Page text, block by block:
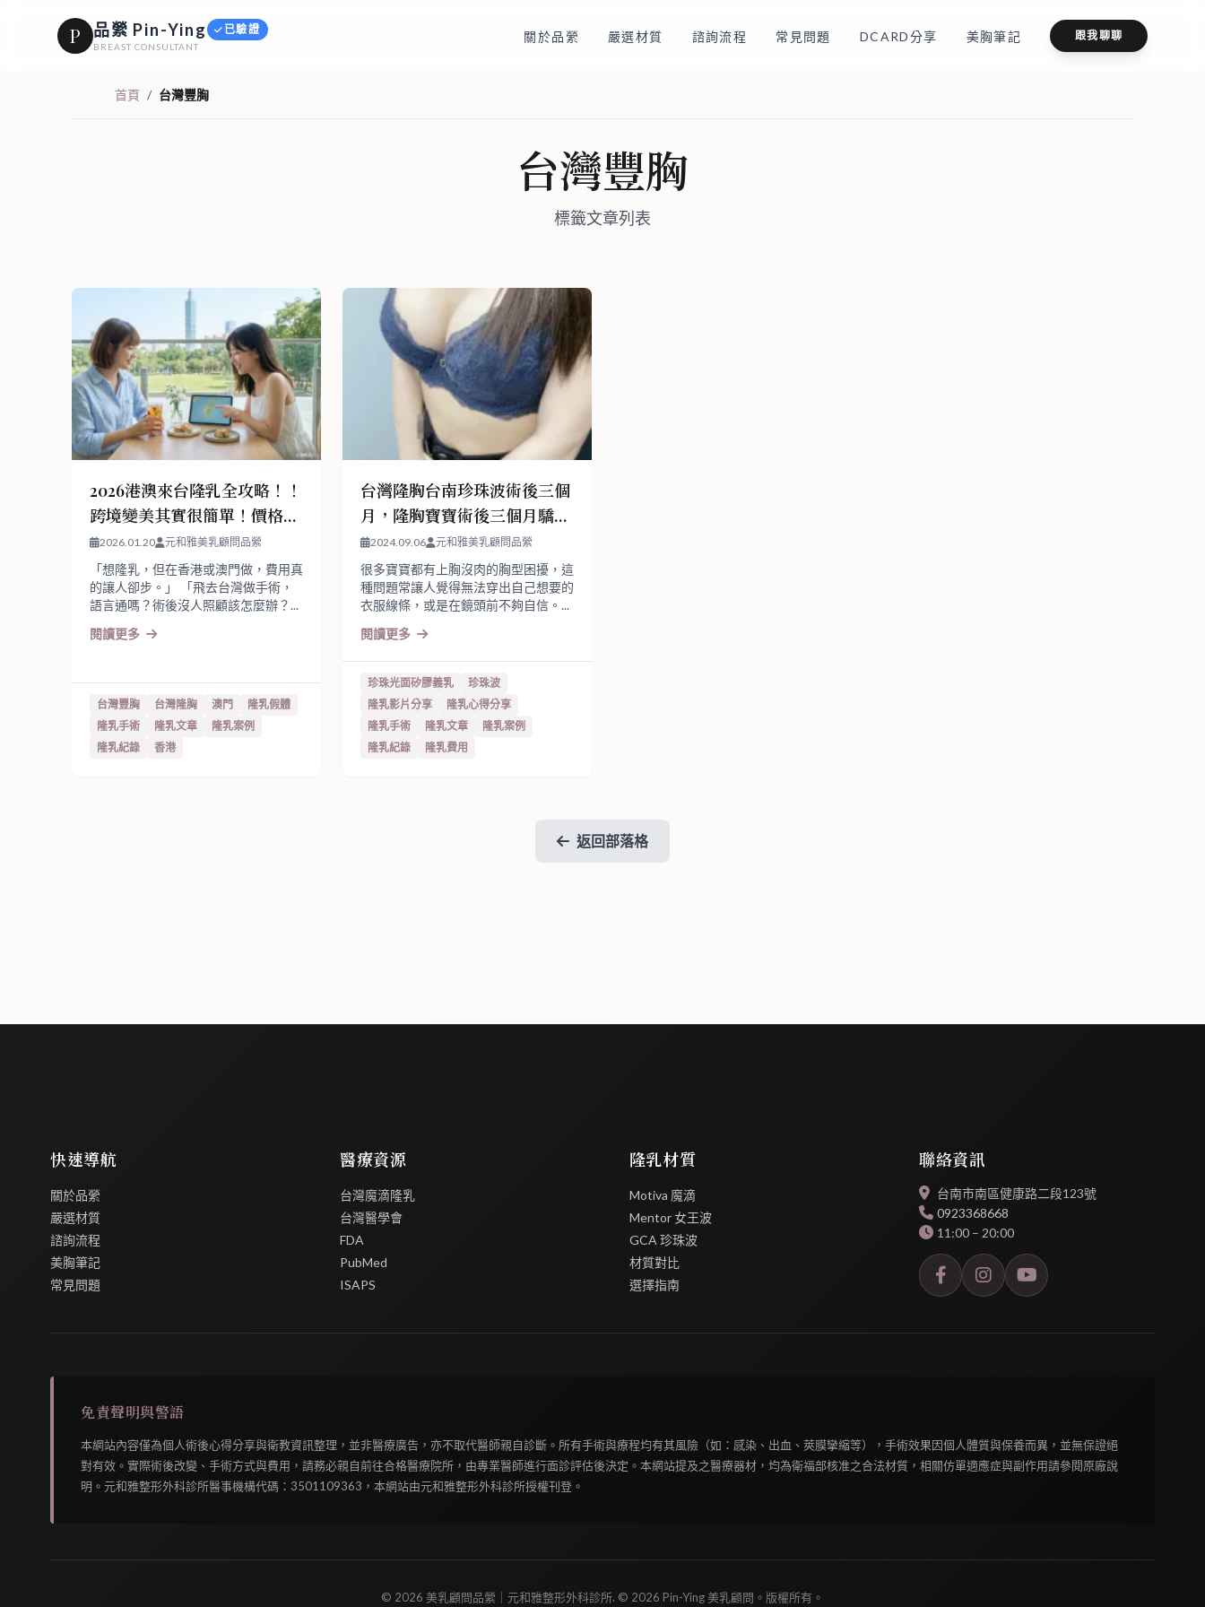
P 品縈 Pin-Ying 已驗證
BREAST CONSULTANT
關於品縈 嚴選材質 諮詢流程 常見問題 DCARD分享 美胸筆記 跟我聊聊
首頁 / 台灣豐胸
台灣豐胸
標籤文章列表
2026港澳來台隆乳全攻略！！
跨境變美其實很簡單！價格、
行程、術後照顧一次看懂
2026.01.20 元和雅美乳顧問品縈
「想隆乳，但在香港或澳門做，費用真
的讓人卻步。」 「飛去台灣做手術，
語言通嗎？術後沒人照顧該怎麼辦？...
閱讀更多
台灣豐胸 台灣隆胸 澳門
隆乳假體
隆乳手術
隆乳文章
隆乳案例
隆乳紀錄
香港
台灣隆胸台南珍珠波術後三個
月，隆胸寶寶術後三個月驕傲
展現自然美胸
2024.09.06 元和雅美乳顧問品縈
很多寶寶都有上胸沒肉的胸型困擾，這
種問題常讓人覺得無法穿出自己想要的
衣服線條，或是在鏡頭前不夠自信。...
閱讀更多
珍珠光面矽膠義乳
珍珠波
隆乳影片分享
隆乳心得分享
隆乳手術
隆乳文章
隆乳案例
隆乳紀錄
隆乳費用
返回部落格
快速導航
關於品縈
嚴選材質
諮詢流程
美胸筆記
常見問題
醫療資源
台灣魔滴隆乳
台灣醫學會
FDA
PubMed
ISAPS
隆乳材質
Motiva 魔滴
Mentor 女王波
GCA 珍珠波
材質對比
選擇指南
聯絡資訊
台南市南區健康路二段123號
0923368668
11:00 – 20:00
免責聲明與警語
本網站內容僅為個人術後心得分享與衛教資訊整理，並非醫療廣告，亦不取代醫師親自診斷。所有手術與療程均有其風險（如：感染、出血、莢膜攣縮等），手術效果因個人體質與保養而異，並無保證絕
對有效。實際術後改變、手術方式與費用，請務必親自前往合格醫療院所，由專業醫師進行面診評估後決定。本網站提及之醫療器材，均為衛福部核准之合法材質，相關仿單適應症與副作用請參閱原廠說
明。元和雅整形外科診所醫事機構代碼：3501109363，本網站由元和雅整形外科診所授權刊登。
© 2026 美乳顧問品縈｜元和雅整形外科診所. © 2026 Pin-Ying 美乳顧問。版權所有。